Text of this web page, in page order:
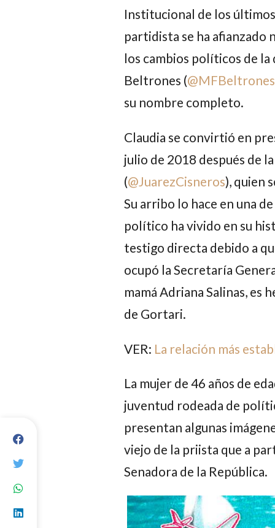
Institucional de los
partidista se ha afianzado
los cambios políticos de
Beltrones (@MFBeltrones
su nombre completo.
Claudia se convirtió en
julio de 2018 después de
(@JuarezCisneros), quien
Su arribo lo hace en una
político ha vivido en su
testigo directa debido a
ocupó la Secretaría
mamá Adriana Salinas, es
de Gortari.
VER: La relación más
La mujer de 46 años de
juventud rodeada de
presentan algunas
viejo de la priista que a
Senadora de la República.